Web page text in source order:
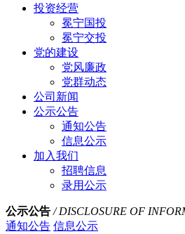
投资经营
冕宁国投
冕宁交投
党的建设
党风廉政
党群动态
公司新闻
公示公告
通知公告
信息公示
加入我们
招聘信息
录用公示
公示公告 / DISCLOSURE OF
通知公告 信息公示